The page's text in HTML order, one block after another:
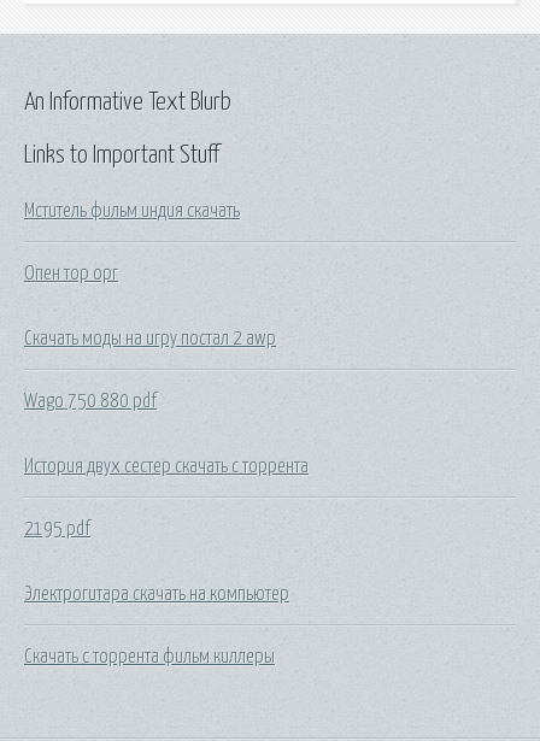
Links to Important Stuff
Мститель фильм индия скачать
Опен тор орг
Скачать моды на игру постал 2 awp
Wago 750 880 pdf
История двух сестер скачать с торрента
2195 pdf
Электрогитара скачать на компьютер
Скачать с торрента фильм киллеры
An Informative Text Blurb